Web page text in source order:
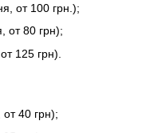
от 100 грн.);
от 80 грн);
125 грн).
40 грн);